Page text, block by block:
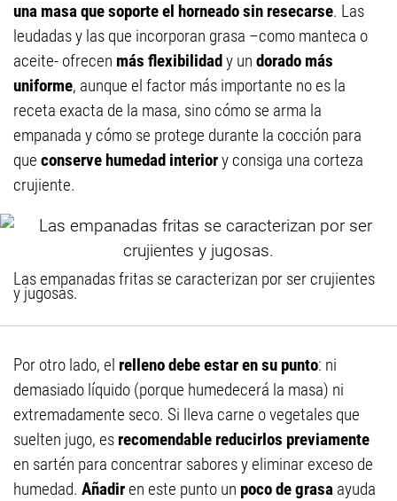
una masa que soporte el horneado sin resecarse. Las
leudadas y las que incorporan grasa –como manteca o
aceite- ofrecen más flexibilidady un dorado más
uniforme, aunque el factor más importante no es la
receta exacta de la masa, sino cómo se arma la
empanada y cómo se protege durante la cocción para
que conserve humedad interiory consiga una corteza
crujiente.
Las empanadas fritas se caracterizan por ser crujientes
y jugosas.
Por otro lado, el relleno debe estar en su punto: ni
demasiado líquido (porque humedecerá la masa) ni
extremadamente seco. Si lleva carne o vegetales que
suelten jugo, es recomendable reducirlos previamente
en sartén para concentrar sabores y eliminar exceso de
humedad. Añadiren este punto un poco de grasa ayuda